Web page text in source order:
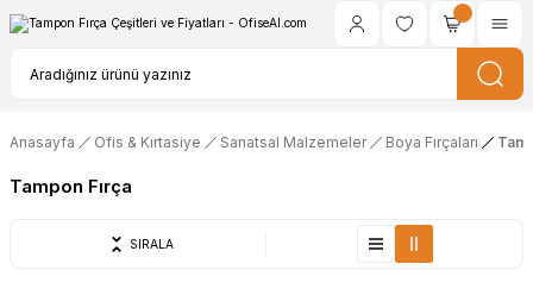
Anasayfa Ofis & Kırtasiye Sanatsal Malzemeler Boya Fırçaları
Tampon Fırça
SIRALA